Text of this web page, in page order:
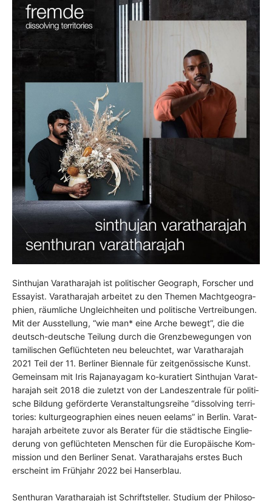
Sinthu­jan Varat­ha­ra­jah ist poli­ti­scher Geo­graph, For­scher und
Essay­ist. Varat­ha­ra­jah arbei­tet zu den The­men Macht­geo­gra­
phien, räumliche Ungleich­hei­ten und poli­ti­sche Ver­trei­bun­gen.
Mit der Aus­stel­lung, “wie man* eine Arche bewegt”, die die
deutsch-deut­sche Tei­lung durch die Grenz­be­we­gun­gen von
tami­li­schen Geflüchteten neu beleuch­tet, war Varat­ha­ra­jah
2021 Teil der 11. Ber­li­ner Bien­na­le für zeitgenössische Kunst.
Gemein­sam mit Iris Raja­na­ya­gam ko-kura­tiert Sinthu­jan Varat­
ha­ra­jah seit 2018 die zuletzt von der Lan­des­zen­tra­le für poli­ti­
sche Bil­dung geförderte Ver­an­stal­tungs­rei­he “dis­sol­ving ter­ri­
to­ries: kul­tur­geo­gra­phien eines neu­en eelams” in Ber­lin. Varat­
ha­ra­jah arbei­te­te zuvor als Bera­ter für die städtische Ein­glie­
de­rung von geflüchteten Men­schen für die Europäische Kom­
mis­si­on und den Ber­li­ner Senat. Varat­ha­ra­jahs ers­tes Buch
erscheint im Frühjahr 2022 bei Han­ser­blau.
Sen­th­uran Varat­ha­ra­jah ist Schrift­stel­ler. Stu­di­um der Phi­lo­so­